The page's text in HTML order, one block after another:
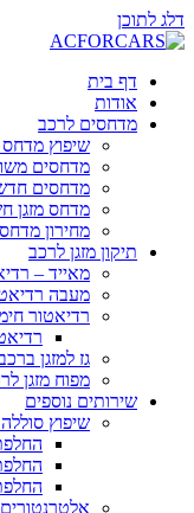
דלג לתוכן
דף בית
אודות
מדחסים לרכב
שיפוץ מדחס
מדחסים
מדחסים
מדחס מזגן
מחירון
תיקון מזגן לרכב
מאייד –
מעבה
רדיאטור
גז למזגן
מפוח מזגן
שירותים נוספים
שיפוץ
אלטרנטורים